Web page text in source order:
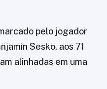
pelo jogador
Sesko, aos 71
alinhadas em uma